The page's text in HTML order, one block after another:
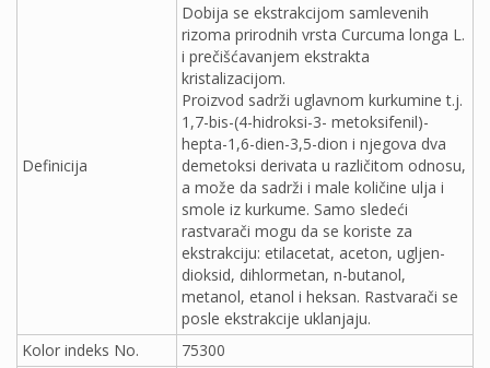
Definicija
Dobija se ekstrakcijom samlevenih
rizoma prirodnih vrsta Curcuma longa L.
i prečišćavanjem ekstrakta
kristalizacijom.
Proizvod sadrži uglavnom kurkumine t.j.
1,7-bis-(4-hidroksi-3- metoksifenil)-
hepta-1,6-dien-3,5-dion i njegova dva
demetoksi derivata u različitom odnosu,
a može da sadrži i male količine ulja i
smole iz kurkume. Samo sledeći
rastvarači mogu da se koriste za
ekstrakciju: etilacetat, aceton, ugljen-
dioksid, dihlormetan, n-butanol,
metanol, etanol i heksan. Rastvarači se
posle ekstrakcije uklanjaju.
Kolor indeks No.
75300